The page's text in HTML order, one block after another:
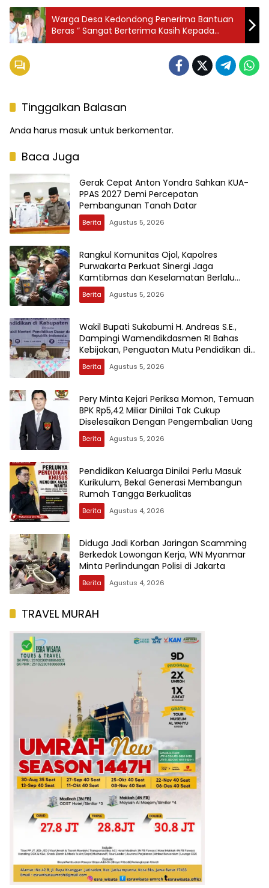
Warga Desa Kedondong Penerima Bantuan
Beras ” Sangat Berterima Kasih Kepada
Pemerintah.”
Tinggalkan Balasan
Anda harus masuk untuk berkomentar.
Baca Juga
Gerak Cepat Anton Yondra Sahkan KUA-
PPAS 2027 Demi Percepatan
Pembangunan Tanah Datar
Berita Agustus 5, 2026
Rangkul Komunitas Ojol, Kapolres
Purwakarta Perkuat Sinergi Jaga
Kamtibmas dan Keselamatan Berlalu
Lintas
Berita Agustus 5, 2026
Wakil Bupati Sukabumi H. Andreas S.E.,
Dampingi Wamendikdasmen RI Bahas
Kebijakan, Penguatan Mutu Pendidikan di
Sukabumi
Berita Agustus 5, 2026
Pery Minta Kejari Periksa Momon, Temuan
BPK Rp5,42 Miliar Dinilai Tak Cukup
Diselesaikan Dengan Pengembalian Uang
Berita Agustus 5, 2026
Pendidikan Keluarga Dinilai Perlu Masuk
Kurikulum, Bekal Generasi Membangun
Rumah Tangga Berkualitas
Berita Agustus 4, 2026
Diduga Jadi Korban Jaringan Scamming
Berkedok Lowongan Kerja, WN Myanmar
Minta Perlindungan Polisi di Jakarta
Berita Agustus 4, 2026
TRAVEL MURAH